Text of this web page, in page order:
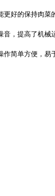
好的保持肉菜
，提高了机
简单方便，易